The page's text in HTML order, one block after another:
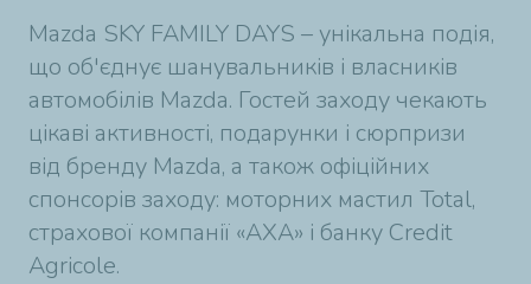
Mazda SKY FAMILY DAYS – унікальна подія,
що об'єднує шанувальників і власників
автомобілів Mazda. Гостей заходу чекають
цікаві активності, подарунки і сюрпризи
від бренду Mazda, а також офіційних
спонсорів заходу: моторних мастил Total,
страхової компанії «АХА» і банку Credit
Agricole.